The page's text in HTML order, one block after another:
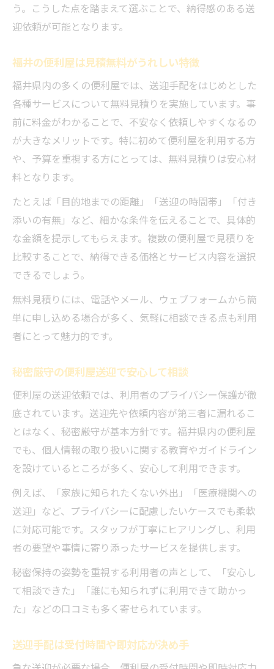
う。こうした点を踏まえて選ぶことで、納得感のある送
迎依頼が可能となります。
福井の便利屋は見積無料がうれしい特徴
福井県内の多くの便利屋では、送迎手配をはじめとした
各種サービスについて無料見積りを実施しています。事
前に料金がわかることで、不安なく依頼しやすくなるの
が大きなメリットです。特に初めて便利屋を利用する方
や、予算を重視する方にとっては、無料見積りは安心材
料となります。
たとえば「目的地までの距離」「送迎の時間帯」「付き
添いの有無」など、細かな条件を伝えることで、具体的
な金額を提示してもらえます。複数の便利屋で見積りを
比較することで、納得できる価格とサービス内容を選択
できるでしょう。
無料見積りには、電話やメール、ウェブフォームから簡
単に申し込める場合が多く、気軽に相談できる点も利用
者にとって魅力的です。
秘密厳守の便利屋送迎で安心して相談
便利屋の送迎依頼では、利用者のプライバシー保護が徹
底されています。送迎先や依頼内容が第三者に漏れるこ
とはなく、秘密厳守が基本方針です。福井県内の便利屋
でも、個人情報の取り扱いに関する教育やガイドライン
を設けているところが多く、安心して利用できます。
例えば、「家族に知られたくない外出」「医療機関への
送迎」など、プライバシーに配慮したいケースでも柔軟
に対応可能です。スタッフが丁寧にヒアリングし、利用
者の要望や事情に寄り添ったサービスを提供します。
秘密保持の姿勢を重視する利用者の声として、「安心し
て相談できた」「誰にも知られずに利用できて助かっ
た」などの口コミも多く寄せられています。
送迎手配は受付時間や即対応が決め手